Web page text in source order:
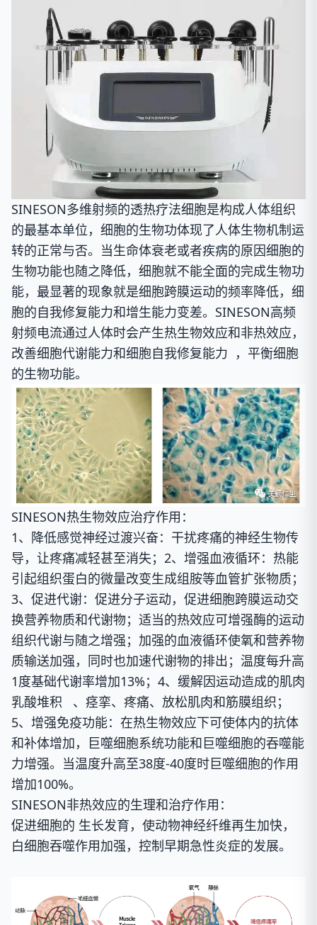
SINESON多维射频的透热疗法细胞是构成人体组织
的最基本单位，细胞的生物功体现了人体生物机制运
转的正常与否。当生命体衰老或者疾病的原因细胞的
生物功能也随之降低，细胞就不能全面的完成生物功
能，最显著的现象就是细胞跨膜运动的频率降低，细
胞的自我修复能力和增生能力变差。 SINESON高频
射频电流通过人体时会产生热生物效应和非热效应，
改善细胞代谢能力和细胞自我修复能力 ，平衡细胞
的生物功能。
SINESON热生物效应治疗作用：
1、降低感觉神经过渡兴奋： 干扰疼痛的神经生物传
导，让疼痛减轻甚至消失； 2、增强血液循环： 热能
引起组织蛋白的微量改变生成组胺等血管扩张物质；
3、促进代谢： 促进分子运动，促进细胞跨膜运动交
换营养物质和代谢物；适当的热效应可增强酶的运动
组织代谢与随之增强；加强的血液循环使氧和营养物
质输送加强，同时也加速代谢物的排出；温度每升高
1度基础代谢率增加13%； 4、缓解因运动造成的肌肉
乳酸堆积 、痉挛、疼痛、放松肌肉和筋膜组织；
5、增强免疫功能： 在热生物效应下可使体内的抗体
和补体增加，巨噬细胞系统功能和巨噬细胞的吞噬能
力增强。当温度升高至38度-40度时巨噬细胞的作用
增加100%。
SINESON非热效应的生理和治疗作用：
促进细胞的 生长发育，使动物神经纤维再生加快，
白细胞吞噬作用加强，控制早期急性炎症的发展。